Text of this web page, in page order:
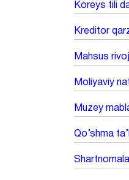
Koreys tili
Kreditor
Mahsus
Moliyaviy
Muzey
Qo’shma